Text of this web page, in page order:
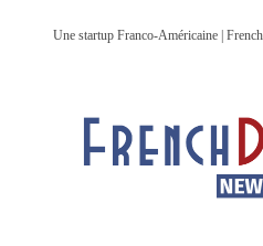
Une startup Franco-Américaine |